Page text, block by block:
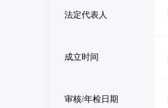
法定代表人
成立时间
审核/年检日期